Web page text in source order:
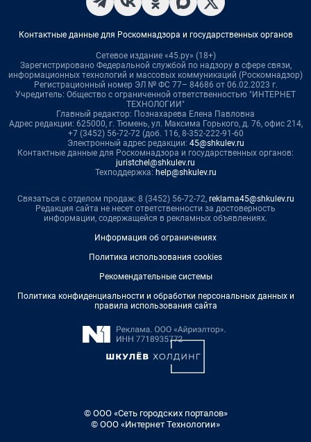
Контактные данные для Роскомнадзора и государственных органов
Сетевое издание «45.ру» (18+)
Зарегистрировано Федеральной службой по надзору в сфере связи,
информационных технологий и массовых коммуникаций (Роскомнадзор)
Регистрационный номер ЭЛ № ФС 77– 84686 от 06.02.2023 г.
Учредитель: Общество с ограниченной ответственностью "ИНТЕРНЕТ
ТЕХНОЛОГИИ"
Главный редактор: Познахарева Елена Павловна
Адрес редакции: 625000, г. Тюмень, ул. Максима Горького, д. 76, офис 214,
+7 (3452) 56-72-72 (доб. 116, 8-352-222-91-60
Электронный адрес редакции: 45@shkulev.ru
Контактные данные для Роскомнадзора и государственных органов:
juristchel@shkulev.ru
Техподдержка: help@shkulev.ru
Связаться с отделом продаж: 8 (3452) 56-72-72, reklama45@shkulev.ru
Редакция сайта не несет ответственности за достоверность
информации, содержащейся в рекламных объявлениях.
Информация об ограничениях
Политика использования cookies
Рекомендательные системы
Политика конфиденциальности и обработки персональных данных и
правила использования сайта
© ООО «Сеть городских порталов»
© ООО «Интернет Технологии»